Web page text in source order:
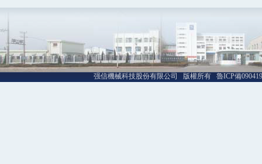
强信機械科技股份有限公司 版權所有 魯ICP備